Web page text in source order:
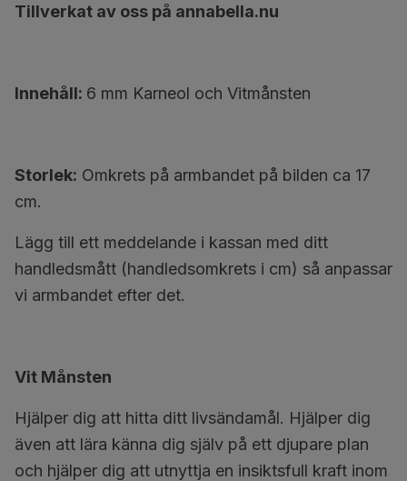
Tillverkat av oss på annabella.nu
Innehåll: 6 mm Karneol och Vitmånsten
Storlek: Omkrets på armbandet på bilden ca 17
cm.
Lägg till ett meddelande i kassan med ditt
handledsmått (handledsomkrets i cm) så anpassar
vi armbandet efter det.
Vit Månsten
Hjälper dig att hitta ditt livsändamål. Hjälper dig
även att lära känna dig själv på ett djupare plan
och hjälper dig att utnyttja en insiktsfull kraft inom